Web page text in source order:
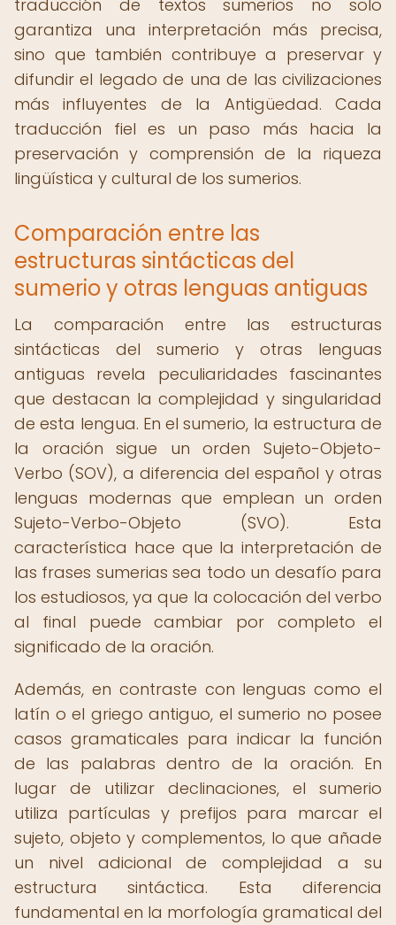
traducción de textos sumerios no solo
garantiza una interpretación más precisa,
sino que también contribuye a preservar y
difundir el legado de una de las civilizaciones
más influyentes de la Antigüedad. Cada
traducción fiel es un paso más hacia la
preservación y comprensión de la riqueza
lingüística y cultural de los sumerios.
Comparación entre las
estructuras sintácticas del
sumerio y otras lenguas antiguas
La comparación entre las estructuras
sintácticas del sumerio y otras lenguas
antiguas revela peculiaridades fascinantes
que destacan la complejidad y singularidad
de esta lengua. En el sumerio, la estructura de
la oración sigue un orden Sujeto-Objeto-
Verbo (SOV), a diferencia del español y otras
lenguas modernas que emplean un orden
Sujeto-Verbo-Objeto (SVO). Esta
característica hace que la interpretación de
las frases sumerias sea todo un desafío para
los estudiosos, ya que la colocación del verbo
al final puede cambiar por completo el
significado de la oración.
Además, en contraste con lenguas como el
latín o el griego antiguo, el sumerio no posee
casos gramaticales para indicar la función
de las palabras dentro de la oración. En
lugar de utilizar declinaciones, el sumerio
utiliza partículas y prefijos para marcar el
sujeto, objeto y complementos, lo que añade
un nivel adicional de complejidad a su
estructura sintáctica. Esta diferencia
fundamental en la morfología gramatical del